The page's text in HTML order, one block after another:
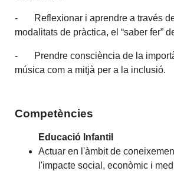
- Reflexionar i aprendre a través
modalitats de pràctica, el “saber fer”
- Prendre consciència de la
música com a mitjà per a la inclusió.
Competències
Educació Infantil
Actuar en l'àmbit de
l'impacte social, econòmic i